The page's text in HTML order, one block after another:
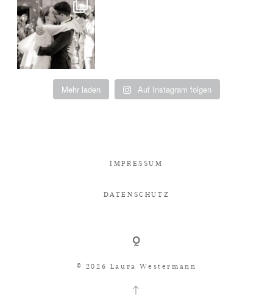
Mehr laden Auf Instagram folgen
IMPRESSUM
DATENSCHUTZ
© 2026 Laura Westermann